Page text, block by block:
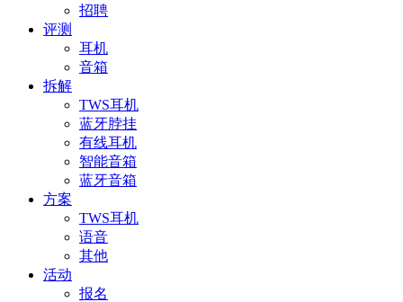
招聘
评测
耳机
音箱
拆解
TWS耳机
蓝牙脖挂
有线耳机
智能音箱
蓝牙音箱
方案
TWS耳机
语音
其他
活动
报名